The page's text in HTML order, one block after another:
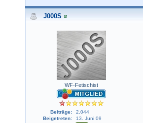
J000S
WF-Fetischist
Beiträge:
2.044
Beigetreten:
13. Juni 09